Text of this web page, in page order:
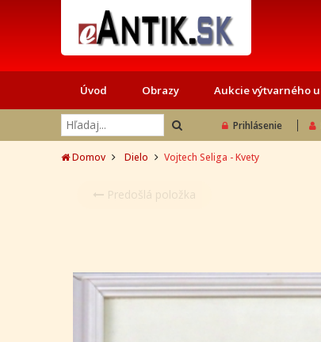
Úvod Obrazy Aukcie výtvarného
Prihlásenie
Domov Dielo Vojtech Seliga - Kvety
Predošlá položka